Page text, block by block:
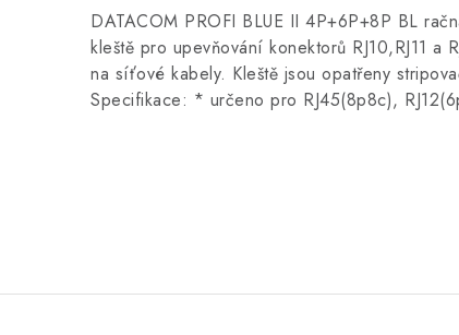
DATACOM PROFI BLUE II 4P+6P+8P BL
kleště pro upevňování konektorů RJ10,RJ11 a
na síťové kabely. Kleště jsou opatřeny
Specifikace: * určeno pro RJ45(8p8c),